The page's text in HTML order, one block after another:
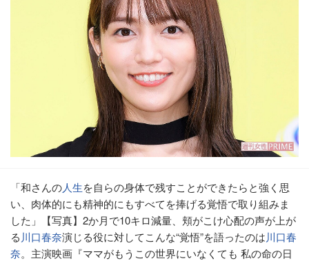
「和さんの人生を自らの身体で残すことができたらと強く思
い、肉体的にも精神的にもすべてを捧げる覚悟で取り組みま
した」【写真】2か月で10キロ減量、頬がこけ心配の声が上が
る 川口春奈演じる役に対してこんな“覚悟”を語ったのは川口春
奈。主演映画『ママがもうこの世界にいなくても 私の命の日